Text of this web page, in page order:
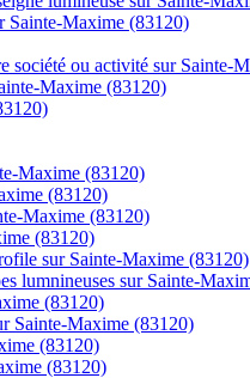
Sainte-Maxime (83120)
société ou activité sur Sainte-
Maxime (83120)
Maxime (83120)
(83120)
Maxime (83120)
(83120)
sur Sainte-Maxime (83120)
lumnineuses sur Sainte-
(83120)
Sainte-Maxime (83120)
(83120)
(83120)